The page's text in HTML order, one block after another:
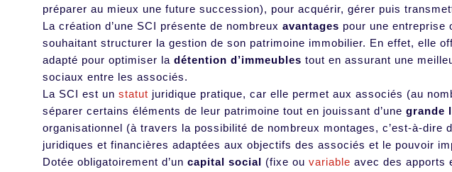
préparer au mieux une future succession), pour acquérir, gérer puis
La création d’une SCI présente de nombreux avantages pour une entreprise
souhaitant structurer la gestion de son patrimoine immobilier. En effet, elle
adapté pour optimiser la détention d’immeubles tout en assurant une
sociaux entre les associés.
La SCI est un statut juridique pratique, car elle permet aux associés (au
séparer certains éléments de leur patrimoine tout en jouissant d’une grande
organisationnel (à travers la possibilité de nombreux montages, c’est-à-dire
juridiques et financières adaptées aux objectifs des associés et le pouvoir
Dotée obligatoirement d’un capital social (fixe ou variable avec des apports